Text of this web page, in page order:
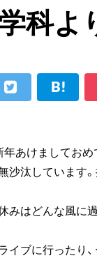
科よ
年あけましておめ
沙汰しています
みはどんな風に
イブに行ったり